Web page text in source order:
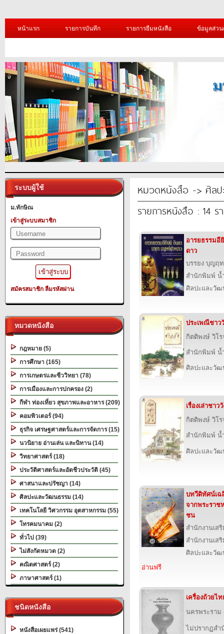
หน้าแรก รายการบันทึก รายการยืมหนังสือ ข้อมูลส่ว
ระบบผู้ใช้
ม.ทักษิณ
เข้าสู่ระบบสมาชิก
สมัครสมาชิก ลืมรหัสผ่าน
หมวดหนังสือ
กฎหมาย (5)
การศึกษา (165)
การเกษตรและชีววิทยา (78)
การเมืองและการปกครอง (2)
กีฬา ท่องเที่ยว สุขภาพและอาหาร (209)
คอมพิวเตอร์ (94)
ธุรกิจ เศรษฐศาสตร์และการจัดการ (15)
นวนิยาย อ่านเล่น และนิทาน (14)
วิทยาศาสตร์ (18)
ประวัติศาสตร์และอัตชีวประวัติ (45)
ศาสนาและปรัชญา (14)
ศิลปะและวัฒนธรรม (14)
เทคโนโลยี วิศวกรรม อุตสาหกรรม (55)
โทรคมนาคม (2)
ทั่วไป (39)
ไม่สังกัดหมวด (2)
คณิตศาสตร์ (2)
ภาษาศาสตร์ (1)
ชนิดหนังสือ
หนังสือเผยแพร่ (541)
หมวดหนังสือ -> ศิลป
รายการหนังสือ : 14 ร
อารยธรรมอี
ดาว
บรรยง บุญฤ
สำนักพิมพ์ น้
ศิลปะและวัฒ
ประเพณีชาว
กิตติพงษ์ วิโ
สำนักพิมพ์ น้
ศิลปะและวัฒ
เรื่องเล่าชาววั
กิตติพงษ์ วิโ
สำนักพิมพ์ น้
ศิลปะและวัฒ
บทวีดิทัศน์เฉ
จากพระราช
ชน
สำนักงานเส
สำนักงานเส
ศิลปะและวัฒ
อ่านฟรี
เครื่องถ้วยไ
นครพระราม
ไม่ปรากฏส